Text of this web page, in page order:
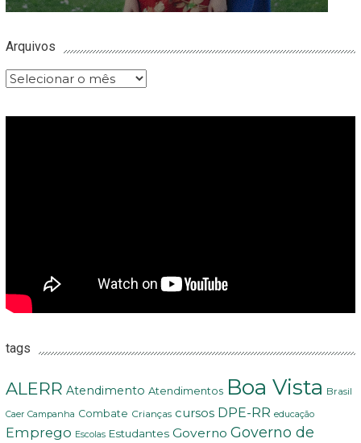
Arquivos
Arquivos
tags
ALERR Atendimento Atendimentos Boa Vista Brasil
Caer Campanha Combate Crianças cursos DPE-RR educação
Emprego Escolas Estudantes Governo Governo de